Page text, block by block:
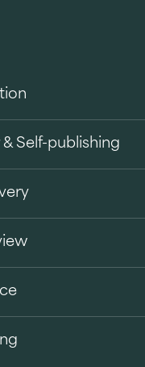
Self-publishing